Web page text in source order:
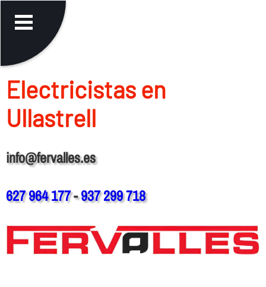
Electricistas en
Ullastrell
info@fervalles.es
627 964 177-937 299 718